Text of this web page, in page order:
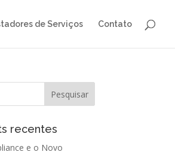
de Serviços Contato
recentes
e o Novo